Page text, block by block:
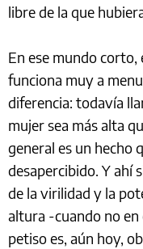
libre de la que
En ese mundo corto,
funciona muy a
diferencia: todavía
mujer sea más alta
general es un hecho
desapercibido. Y ahí
de la virilidad y la
altura -cuando no
petiso es, aún hoy,